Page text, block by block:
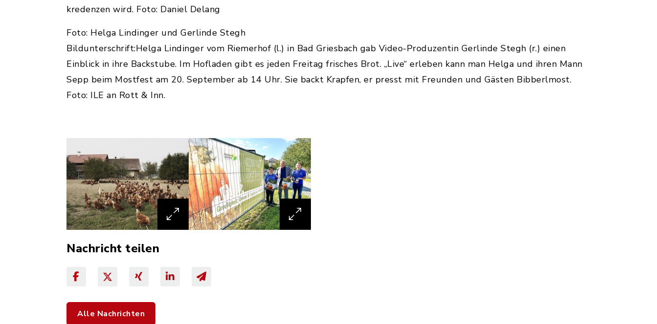
kredenzen wird. Foto: Daniel Delang
Foto: Helga Lindinger und Gerlinde Stegh
Bildunterschrift:Helga Lindinger vom Riemerhof (l.) in Bad Griesbach gab Video-Produzentin Gerlinde Stegh (r.) einen
Einblick in ihre Backstube. Im Hofladen gibt es jeden Freitag frisches Brot. „Live“ erleben kann man Helga und ihren Mann
Sepp beim Mostfest am 20. September ab 14 Uhr. Sie backt Krapfen, er presst mit Freunden und Gästen Bibberlmost.
Foto: ILE an Rott & Inn.
Nachricht teilen
Alle Nachrichten